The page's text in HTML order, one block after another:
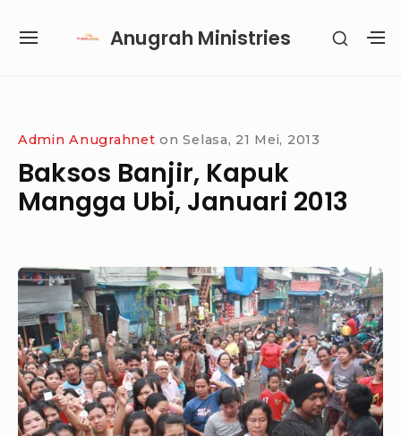
Anugrah Ministries
SITE
SHOW
Admin Anugrahnet on Selasa, 21 Mei, 2013
Baksos Banjir, Kapuk
Mangga Ubi, Januari 2013